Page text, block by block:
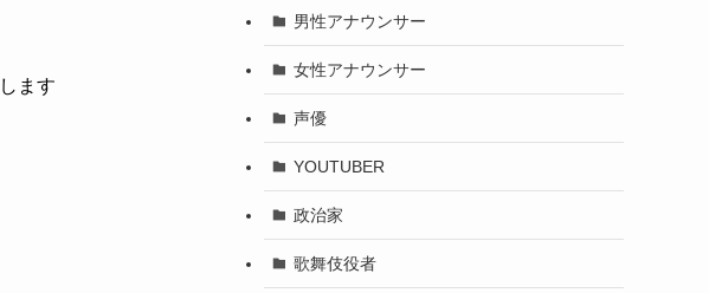
ます
男性アナウンサー
女性アナウンサー
声優
YOUTUBER
政治家
歌舞伎役者